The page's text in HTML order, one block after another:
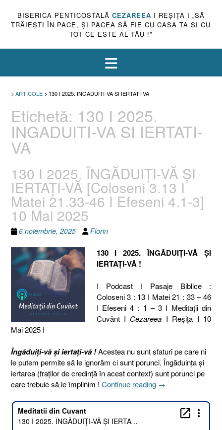
BISERICA PENTICOSTALĂ CEZAREEA I REŞIŢA I „SĂ
TRĂIEŞTI ÎN PACE, ŞI PACEA SĂ FIE CU CASA TA ŞI CU
TOT CE ESTE AL TĂU !”
> ARTICOLE > 130 I 2025. INGADUITI-VA SI IERTATI-VA
Etichetă: 130 I 2025.
INGADUITI-VA SI IERTATI-
VA
130 I 2025. ÎNGĂDUIȚI-VĂ ȘI
IERTAȚI-VĂ [Coloseni 3.13 I
Matei 21.33-46 I Efeseni 4.1-3]
10 Mai 2025
6 noiembrie, 2025 Florin
130 I 2025. ÎNGĂDUIȚI-VĂ ȘI
IERTAȚI-VĂ !
I Podcast I Pasaje Biblice :
Coloseni 3 : 13 I Matei 21 : 33 – 46
I Efeseni 4 : 1 – 3 I Meditaţii din
Cuvânt I Cezareea I Reşiţa I 10
Mai 2025 I
Îngăduiți-vă și iertați-vă !Acestea nu sunt sfaturi pe care ni
le putem permite să le ignorăm ci sunt porunci. Îngăduința și
iertarea (fraților de credință în acest context) sunt porunci pe
care trebuie să le împlinim ! Continue reading „130
2025.
ÎNGĂDUIȚI-
→